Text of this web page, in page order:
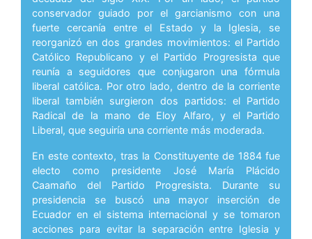
conservador guiado por el garcianismo con una
fuerte cercanía entre el Estado y la Iglesia, se
reorganizó en dos grandes movimientos: el Partido
Católico Republicano y el Partido Progresista que
reunía a seguidores que conjugaron una fórmula
liberal católica. Por otro lado, dentro de la corriente
liberal también surgieron dos partidos: el Partido
Radical de la mano de Eloy Alfaro, y el Partido
Liberal, que seguiría una corriente más moderada.
En este contexto, tras la Constituyente de 1884 fue
electo como presidente José María Plácido
Caamaño del Partido Progresista. Durante su
presidencia se buscó una mayor inserción de
Ecuador en el sistema internacional y se tomaron
acciones para evitar la separación entre Iglesia y